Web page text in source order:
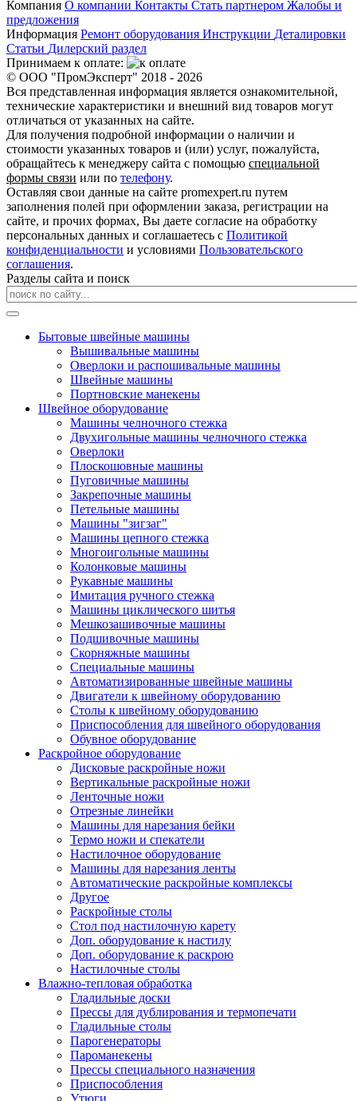
Компания О компании Контакты Стать партнером Жалобы и
предложения
Информация Ремонт оборудования Инструкции Деталировки
Статьи Дилерский раздел
Принимаем к оплате:
© ООО "ПромЭксперт" 2018 - 2026
Вся представленная информация является ознакомительной,
технические характеристики и внешний вид товаров могут
отличаться от указанных на сайте.
Для получения подробной информации о наличии и
стоимости указанных товаров и (или) услуг, пожалуйста,
обращайтесь к менеджеру сайта с помощью специальной
формы связи или по телефону.
Оставляя свои данные на сайте promexpert.ru путем
заполнения полей при оформлении заказа, регистрации на
сайте, и прочих формах, Вы даете согласие на обработку
персональных данных и соглашаетесь с Политикой
конфиденциальности и условиями Пользовательского
соглашения.
Разделы сайта и поиск
Бытовые швейные машины
Вышивальные машины
Оверлоки и распошивальные машины
Швейные машины
Портновские манекены
Швейное оборудование
Машины челночного стежка
Двухигольные машины челночного стежка
Оверлоки
Плоскошовные машины
Пуговичные машины
Закрепочные машины
Петельные машины
Машины "зигзаг"
Машины цепного стежка
Многоигольные машины
Колонковые машины
Рукавные машины
Имитация ручного стежка
Машины циклического шитья
Мешкозашивочные машины
Подшивочные машины
Скорняжные машины
Специальные машины
Автоматизированные швейные машины
Двигатели к швейному оборудованию
Столы к швейному оборудованию
Приспособления для швейного оборудования
Обувное оборудование
Раскройное оборудование
Дисковые раскройные ножи
Вертикальные раскройные ножи
Ленточные ножи
Отрезные линейки
Машины для нарезания бейки
Термо ножи и спекатели
Настилочное оборудование
Машины для нарезания ленты
Автоматические раскройные комплексы
Другое
Раскройные столы
Стол под настилочную карету
Доп. оборудование к настилу
Доп. оборудование к раскрою
Настилочные столы
Влажно-тепловая обработка
Гладильные доски
Прессы для дублирования и термопечати
Гладильные столы
Парогенераторы
Пароманекены
Прессы специального назначения
Приспособления
Утюги